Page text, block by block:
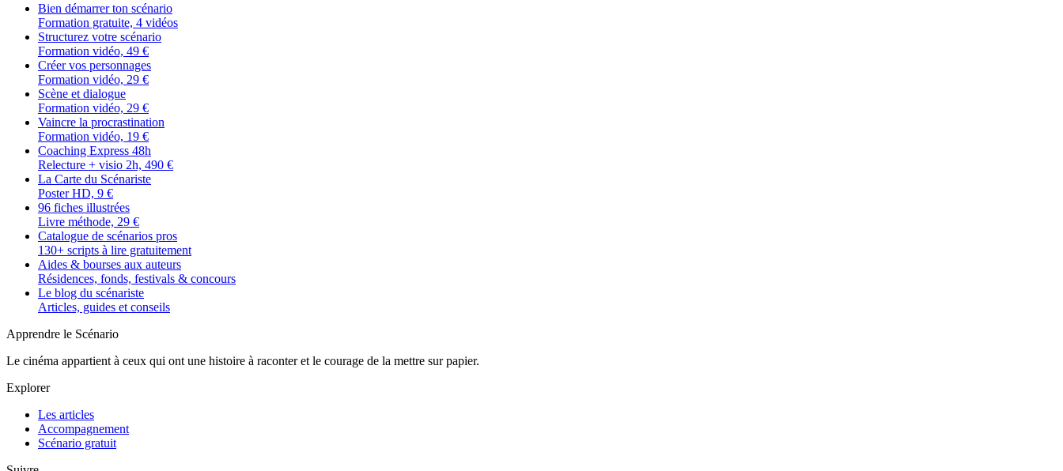
Bien démarrer ton scénario
Formation gratuite, 4 vidéos
Structurez votre scénario
Formation vidéo, 49 €
Créer vos personnages
Formation vidéo, 29 €
Scène et dialogue
Formation vidéo, 29 €
Vaincre la procrastination
Formation vidéo, 19 €
Coaching Express 48h
Relecture + visio 2h, 490 €
La Carte du Scénariste
Poster HD, 9 €
96 fiches illustrées
Livre méthode, 29 €
Catalogue de scénarios pros
130+ scripts à lire gratuitement
Aides & bourses aux auteurs
Résidences, fonds, festivals & concours
Le blog du scénariste
Articles, guides et conseils
Apprendre le Scénario
Le cinéma appartient à ceux qui ont une histoire à raconter et le courage de la mettre sur papier.
Explorer
Les articles
Accompagnement
Scénario gratuit